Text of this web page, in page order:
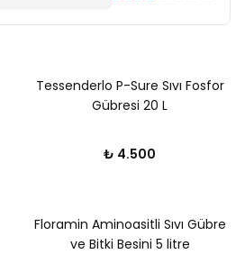
Tessenderlo P-Sure Sıvı Fosfor
Gübresi 20 L
₺ 4.500
Floramin Aminoasitli Sıvı Gübre
ve Bitki Besini 5 litre